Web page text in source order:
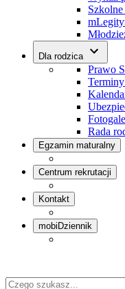
Dla rodzica
Prawo
Rada
Egzamin maturalny
Centrum rekrutacji
Kontakt
mobiDziennik